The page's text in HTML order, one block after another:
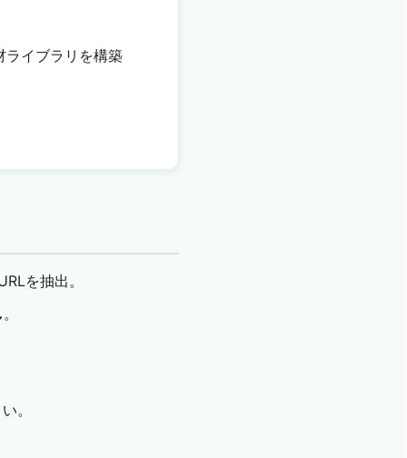
イブラリを構築
を抽出。
。
。